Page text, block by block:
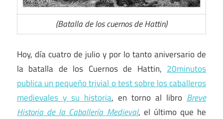
(Batalla de los cuernos de Hattin)
Hoy, día cuatro de julio y por lo tanto aniversario de
la batalla de los Cuernos de Hattin, 20minutos
publica un pequeño trivial o test sobre los caballeros
medievales y su historia, en torno al libro Breve
Historia de la Caballería Medieval, el último que he